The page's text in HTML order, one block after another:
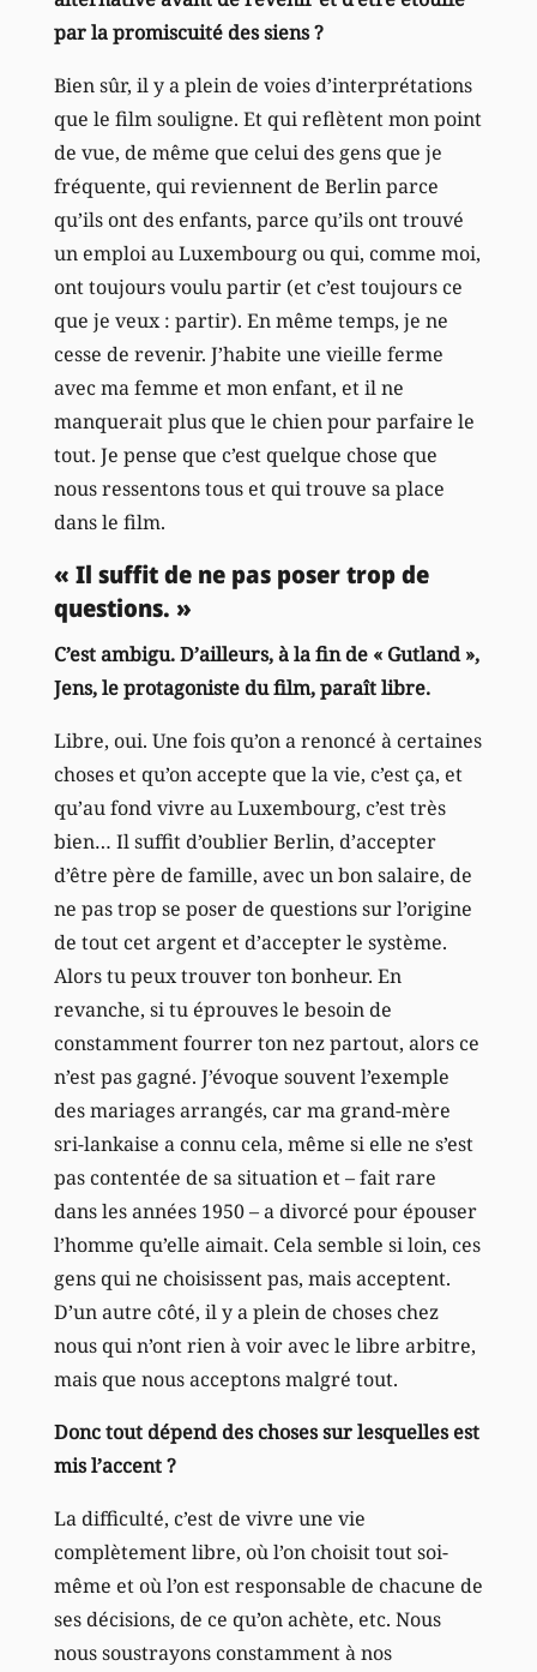
par la promiscuité des siens ?
Bien sûr, il y a plein de voies d’interprétations
que le film souligne. Et qui reflètent mon point
de vue, de même que celui des gens que je
fréquente, qui reviennent de Berlin parce
qu’ils ont des enfants, parce qu’ils ont trouvé
un emploi au Luxembourg ou qui, comme moi,
ont toujours voulu partir (et c’est toujours ce
que je veux : partir). En même temps, je ne
cesse de revenir. J’habite une vieille ferme
avec ma femme et mon enfant, et il ne
manquerait plus que le chien pour parfaire le
tout. Je pense que c’est quelque chose que
nous ressentons tous et qui trouve sa place
dans le film.
« Il suffit de ne pas poser trop de
questions. »
C’est ambigu. D’ailleurs, à la fin de « Gutland »,
Jens, le protagoniste du film, paraît libre.
Libre, oui. Une fois qu’on a renoncé à certaines
choses et qu’on accepte que la vie, c’est ça, et
qu’au fond vivre au Luxembourg, c’est très
bien… Il suffit d’oublier Berlin, d’accepter
d’être père de famille, avec un bon salaire, de
ne pas trop se poser de questions sur l’origine
de tout cet argent et d’accepter le système.
Alors tu peux trouver ton bonheur. En
revanche, si tu éprouves le besoin de
constamment fourrer ton nez partout, alors ce
n’est pas gagné. J’évoque souvent l’exemple
des mariages arrangés, car ma grand-mère
sri-lankaise a connu cela, même si elle ne s’est
pas contentée de sa situation et – fait rare
dans les années 1950 – a divorcé pour épouser
l’homme qu’elle aimait. Cela semble si loin, ces
gens qui ne choisissent pas, mais acceptent.
D’un autre côté, il y a plein de choses chez
nous qui n’ont rien à voir avec le libre arbitre,
mais que nous acceptons malgré tout.
Donc tout dépend des choses sur lesquelles est
mis l’accent ?
La difficulté, c’est de vivre une vie
complètement libre, où l’on choisit tout soi-
même et où l’on est responsable de chacune de
ses décisions, de ce qu’on achète, etc. Nous
nous soustrayons constamment à nos